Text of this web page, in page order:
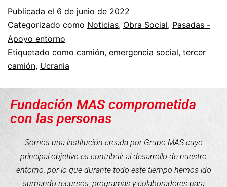
Publicada el 6 de junio de 2022
Categorizado como Noticias, Obra Social, Pasadas -
Apoyo entorno
Etiquetado como camión, emergencia social, tercer
camión, Ucrania
Fundación MAS comprometida
con las personas
Somos una institución creada por Grupo MAS cuyo
principal objetivo es contribuir al desarrollo de nuestro
entorno, por lo que durante todo este tiempo hemos ido
sumando recursos, programas y colaboradores para